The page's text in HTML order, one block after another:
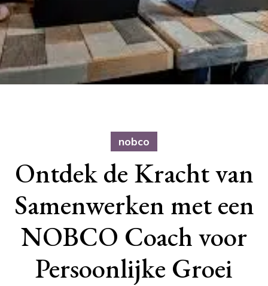
nobco
Ontdek de Kracht van
Samenwerken met een
NOBCO Coach voor
Persoonlijke Groei